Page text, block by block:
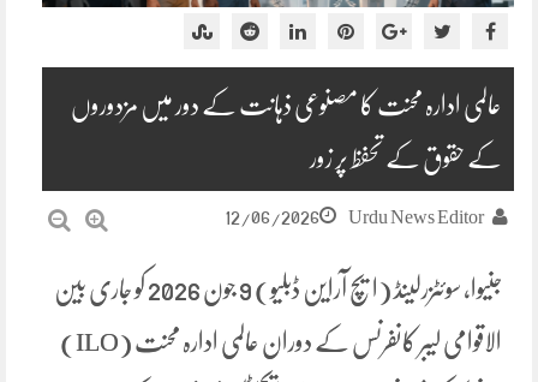
عالمی ادارہ محنت کا مصنوعی ذہانت کے دور میں مزدوروں
کے حقوق کے تحفظ پر زور
Urdu News Editor
12/06/2026
جنیوا، سوئٹزرلینڈ (ایچ آراین ڈبلیو) 9 جون 2026 کو جاری بین
الاقوامی لیبر کانفرنس کے دوران عالمی ادارہ محنت (ILO)